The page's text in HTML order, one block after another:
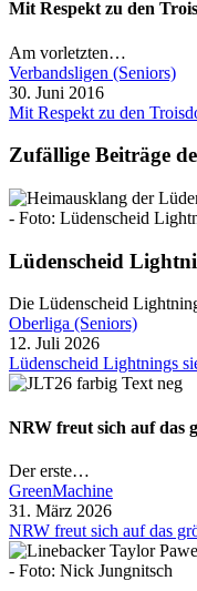
Mit Respekt zu den
Am vorletzten…
Verbandsligen (Seniors)
30. Juni 2016
Mit Respekt zu den
Zufällige Beiträge
Lüdenscheid
Die Lüdenscheid
Oberliga (Seniors)
12. Juli 2026
Lüdenscheid Lightnings
NRW freut sich auf das
Der erste…
GreenMachine
31. März 2026
NRW freut sich auf das